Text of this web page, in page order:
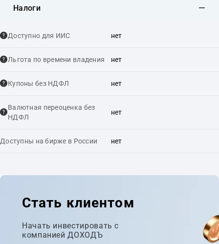
Налоги
Доступно для ИИС нет
Льгота по времени владения нет
Купоны без НДФЛ нет
Валютная переоценка без
НДФЛ
нет
Доступны на бирже в России нет
Стать клиентом
Начать инвестировать с
компанией ДОХОДЪ